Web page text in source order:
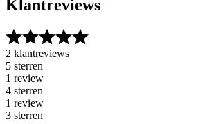
Klantreviews
2 klantreviews
5 sterren
1 review
4 sterren
1 review
3 sterren